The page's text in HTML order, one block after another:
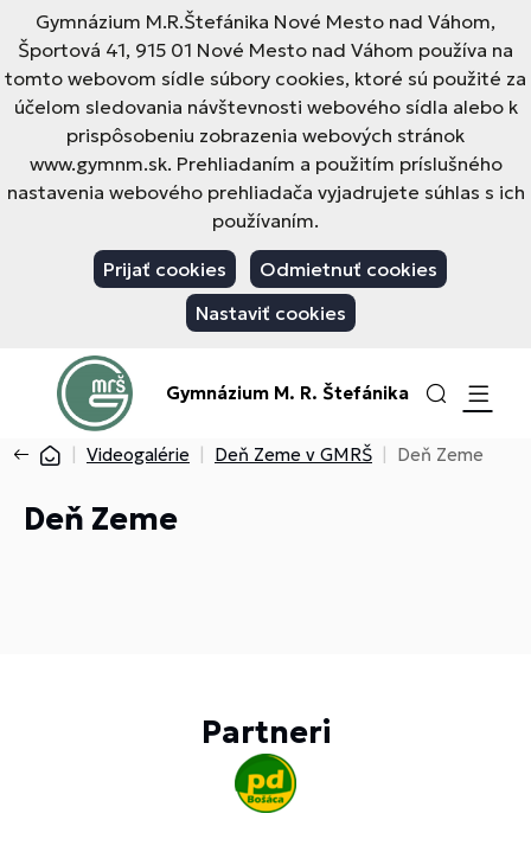
Gymnázium M.R.Štefánika Nové Mesto nad Váhom,
Športová 41, 915 01 Nové Mesto nad Váhom používa na
tomto webovom sídle súbory cookies, ktoré sú použité za
účelom sledovania návštevnosti webového sídla alebo k
prispôsobeniu zobrazenia webových stránok
www.gymnm.sk. Prehliadaním a použitím príslušného
nastavenia webového prehliadača vyjadrujete súhlas s ich
používaním.
Prijať cookies
Odmietnuť cookies
Nastaviť cookies
Gymnázium M. R. Štefánika
Videogalérie Deň Zeme v GMRŠ Deň Zeme
Deň Zeme
Partneri